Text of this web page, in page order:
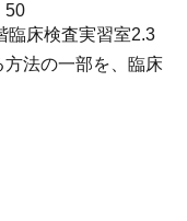
50
臨床検査実習室2.3
法の一部を、臨床